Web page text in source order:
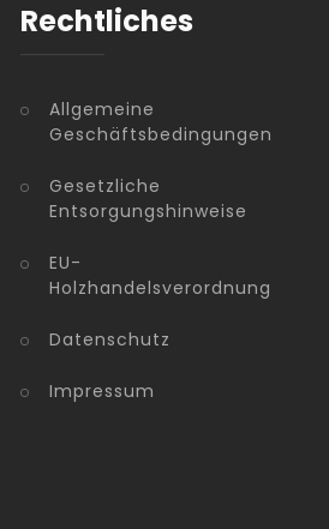
Rechtliches
Allgemeine
Geschäftsbedingungen
Gesetzliche
Entsorgungshinweise
EU-
Holzhandelsverordnung
Datenschutz
Impressum